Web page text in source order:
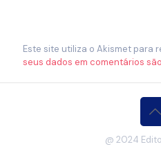
Este site utiliza o Akismet para
seus dados em comentários
@ 2024